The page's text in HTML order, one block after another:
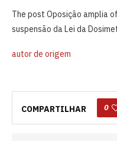
The post Oposição amplia
suspensão da Lei da
autor de origem
COMPARTILHAR 0